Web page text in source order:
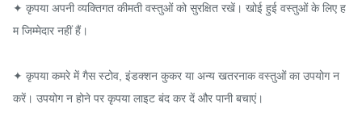
✦ कृपया अपनी व्यक्तिगत कीमती वस्तुओं को सुरक्षित रखें। खोई हुई वस्तुओं के लिए ह
म जिम्मेदार नहीं हैं।
✦ कृपया कमरे में गैस स्टोव, इंडक्शन कुकर या अन्य खतरनाक वस्तुओं का उपयोग न
करें। उपयोग न होने पर कृपया लाइट बंद कर दें और पानी बचाएं।